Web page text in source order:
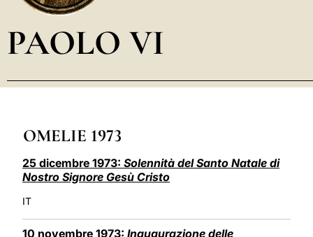
العربيّة
PAOLO VI
OMELIE 1973
25 dicembre 1973: Solennità del Santo Natale di
Nostro Signore Gesù Cristo
IT
10 novembre 1973: Inaugurazione delle